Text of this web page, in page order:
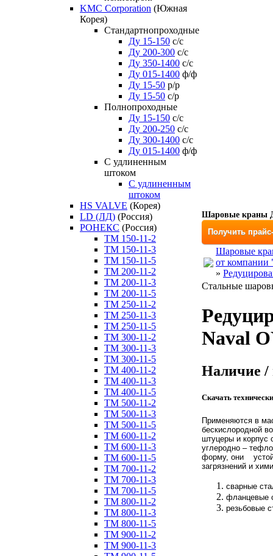
KMC Corporation (Южная
Корея)
Стандартнопроходные
Ду 15-150 с/с
Ду 200-300 с/с
Ду 350-1400 с/с
Ду 015-1400 ф/ф
Ду 15-50 р/р
Ду 15-50 с/р
Полнопроходные
Ду 15-150 с/с
Ду 200-250 с/с
Ду 300-1400 с/с
Ду 015-1400 ф/ф
С удлиненным
штоком
C удлиненным
штоком
HS VALVE (Корея)
LD (ЛД) (Россия)
РОНЕКС (Россия)
ТM 150-11-2
ТM 150-11-3
ТM 150-11-5
ТM 200-11-2
ТM 200-11-3
ТM 200-11-5
ТM 250-11-2
ТM 250-11-3
ТM 250-11-5
ТM 300-11-2
ТM 300-11-3
ТM 300-11-5
ТM 400-11-2
ТM 400-11-3
ТM 400-11-5
ТM 500-11-2
ТM 500-11-3
ТM 500-11-5
ТM 600-11-2
ТM 600-11-3
ТM 600-11-5
ТM 700-11-2
ТM 700-11-3
ТM 700-11-5
ТM 800-11-2
ТM 800-11-3
ТM 800-11-5
ТM 900-11-2
ТM 900-11-3
Шаровые краны
Получить
Шаровые
от
»
Стальные
Naval
Наличие /
Скачать
Применяются в
бескислородной
штуцеры и корпус
углеродно –
форму, они
загрязнений и
сварные
фланцевые
резьбовые